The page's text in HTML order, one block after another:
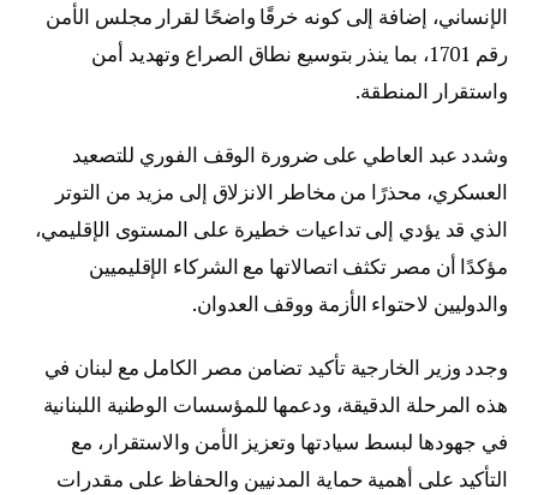
الإنساني، إضافة إلى كونه خرقًا واضحًا لقرار مجلس الأمن
رقم 1701، بما ينذر بتوسيع نطاق الصراع وتهديد أمن
واستقرار المنطقة.
وشدد عبد العاطي على ضرورة الوقف الفوري للتصعيد
العسكري، محذرًا من مخاطر الانزلاق إلى مزيد من التوتر
الذي قد يؤدي إلى تداعيات خطيرة على المستوى الإقليمي،
مؤكدًا أن مصر تكثف اتصالاتها مع الشركاء الإقليميين
والدوليين لاحتواء الأزمة ووقف العدوان.
وجدد وزير الخارجية تأكيد تضامن مصر الكامل مع لبنان في
هذه المرحلة الدقيقة، ودعمها للمؤسسات الوطنية اللبنانية
في جهودها لبسط سيادتها وتعزيز الأمن والاستقرار، مع
التأكيد على أهمية حماية المدنيين والحفاظ على مقدرات